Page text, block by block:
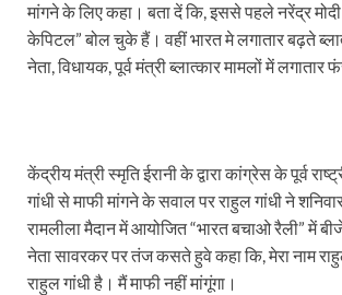
मांगने के लिए कहा। बता दें कि, इससे पहले नरेंद्र मोदी
केपिटल” बोल चुके हैं। वहीं भारत मे लगातार बढ़ते
नेता, विधायक, पूर्व मंत्री ब्लात्कार मामलों में
केंद्रीय मंत्री स्मृति ईरानी के द्वारा कांग्रेस के पूर्व
गांधी से माफी मांगने के सवाल पर राहुल गांधी ने
रामलीला मैदान में आयोजित “भारत बचाओ रैली” में
नेता सावरकर पर तंज कसते हुवे कहा कि, मेरा नाम
राहुल गांधी है। मैं माफी नहीं मांगूंगा।